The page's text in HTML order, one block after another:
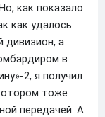
как показало
как удалось
дивизион, а
в
2, я получил
тоже
передачей. А